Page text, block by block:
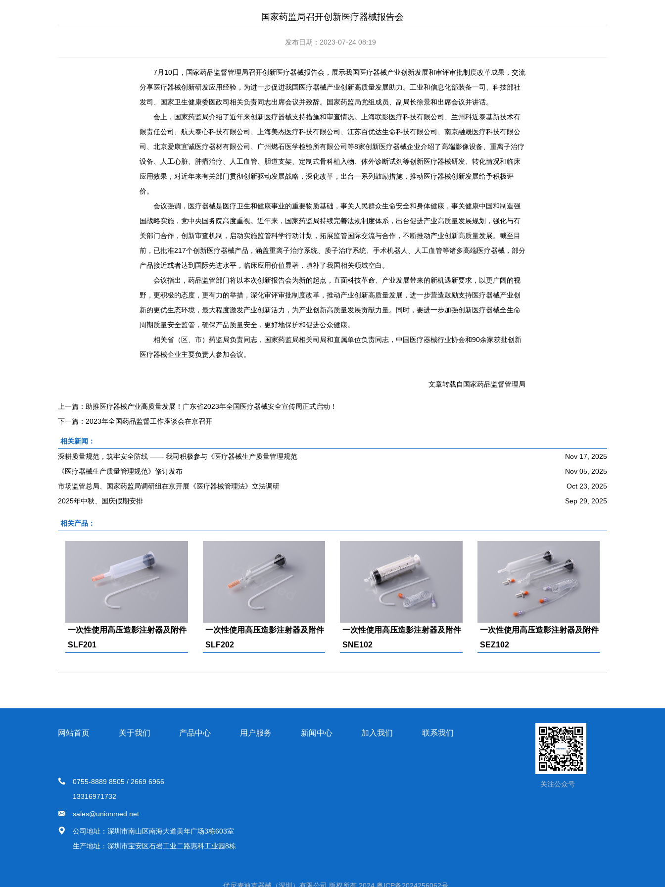
国家药监局召开创新医疗器械报告会
发布日期：2023-07-24 08:19
7月10日，国家药品监督管理局召开创新医疗器械报告会，展示我国医疗器械产业创新发展和审评审批制度改革成果，交流
分享医疗器械创新研发应用经验，为进一步促进我国医疗器械产业创新高质量发展助力。工业和信息化部装备一司、科技部社
发司、国家卫生健康委医政司相关负责同志出席会议并致辞。国家药监局党组成员、副局长徐景和出席会议并讲话。
会上，国家药监局介绍了近年来创新医疗器械支持措施和审查情况。上海联影医疗科技有限公司、兰州科近泰基新技术有
限责任公司、航天泰心科技有限公司、上海美杰医疗科技有限公司、江苏百优达生命科技有限公司、南京融晟医疗科技有限公
司、北京爱康宜诚医疗器材有限公司、广州燃石医学检验所有限公司等8家创新医疗器械企业介绍了高端影像设备、重离子治疗
设备、人工心脏、肿瘤治疗、人工血管、胆道支架、定制式骨科植入物、体外诊断试剂等创新医疗器械研发、转化情况和临床
应用效果，对近年来有关部门贯彻创新驱动发展战略，深化改革，出台一系列鼓励措施，推动医疗器械创新发展给予积极评
价。
会议强调，医疗器械是医疗卫生和健康事业的重要物质基础，事关人民群众生命安全和身体健康，事关健康中国和制造强
国战略实施，党中央国务院高度重视。近年来，国家药监局持续完善法规制度体系，出台促进产业高质量发展规划，强化与有
关部门合作，创新审查机制，启动实施监管科学行动计划，拓展监管国际交流与合作，不断推动产业创新高质量发展。截至目
前，已批准217个创新医疗器械产品，涵盖重离子治疗系统、质子治疗系统、手术机器人、人工血管等诸多高端医疗器械，部分
产品接近或者达到国际先进水平，临床应用价值显著，填补了我国相关领域空白。
会议指出，药品监管部门将以本次创新报告会为新的起点，直面科技革命、产业发展带来的新机遇新要求，以更广阔的视
野，更积极的态度，更有力的举措，深化审评审批制度改革，推动产业创新高质量发展，进一步营造鼓励支持医疗器械产业创
新的更优生态环境，最大程度激发产业创新活力，为产业创新高质量发展贡献力量。同时，要进一步加强创新医疗器械全生命
周期质量安全监管，确保产品质量安全，更好地保护和促进公众健康。
相关省（区、市）药监局负责同志，国家药监局相关司局和直属单位负责同志，中国医疗器械行业协会和90余家获批创新
医疗器械企业主要负责人参加会议。
文章转载自国家药品监督管理局
上一篇： 助推医疗器械产业高质量发展！广东省2023年全国医疗器械安全宣传周正式启动！
下一篇： 2023年全国药品监督工作座谈会在京召开
相关新闻：
深耕质量规范，筑牢安全防线 —— 我司积极参与《医疗器械生产质量管理规范
Nov 17, 2025
《医疗器械生产质量管理规范》修订发布
Nov 05, 2025
市场监管总局、国家药监局调研组在京开展《医疗器械管理法》立法调研
Oct 23, 2025
2025年中秋、国庆假期安排
Sep 29, 2025
相关产品：
一次性使用高压造影注射器及附件
SLF201
一次性使用高压造影注射器及附件
SLF202
一次性使用高压造影注射器及附件
SNE102
一次性使用高压造影注射器及附件
SEZ102
网站首页 关于我们 产品中心 用户服务 新闻中心 加入我们 联系我们
关注公众号
0755-8889 8505 / 2669 6966
13316971732
sales@unionmed.net
公司地址：深圳市南山区南海大道美年广场3栋603室
生产地址：深圳市宝安区石岩工业二路惠科工业园8栋